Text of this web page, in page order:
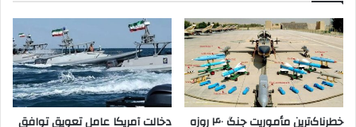
خطرناک‌ترین مأموریت جنگ ۴۰ روزه دخالت آمریکا عامل تعویق توافق